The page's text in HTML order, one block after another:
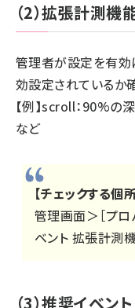
（2）拡張計測機
管理者が設定を有効
効設定されているか
【例】scroll：90%の
など
【チェックする個所
管理画面＞［プロ
ベント 拡張計測
（3）推奨イベント